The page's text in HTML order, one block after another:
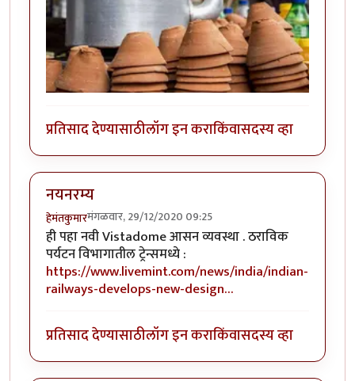
प्रतिसाद देण्यासाठीलॉग इन कराकिंवासदस्य व्हा
नयनरम्य
हेमंतकुमारमंगळवार, 29/12/2020 09:25
ही पहा नवी Vistadome आसन व्यवस्था . ठराविक
पर्यटन विभागातील ट्रेन्समध्ये :
https://www.livemint.com/news/india/indian-
railways-develops-new-design…
प्रतिसाद देण्यासाठीलॉग इन कराकिंवासदस्य व्हा